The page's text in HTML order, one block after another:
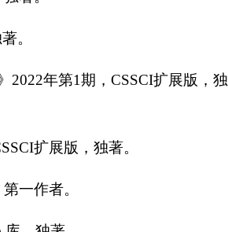
。
2022年第1期，CSSCI扩展版，独
扩展版，独著。
一作者。